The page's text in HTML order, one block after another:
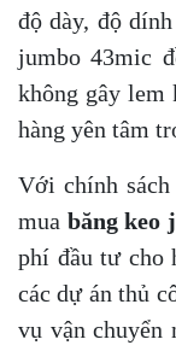
độ dày, độ
jumbo 43mic
không gây lem
hàng yên tâm
Với chính sách
mua băng keo
phí đầu tư cho
các dự án thủ
vụ vận chuyển